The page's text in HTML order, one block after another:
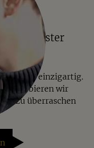
in Münster
D´or einzigartig.
probieren wir
zu überraschen